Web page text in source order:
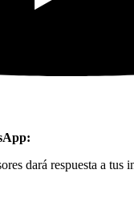
dará respuesta a tus